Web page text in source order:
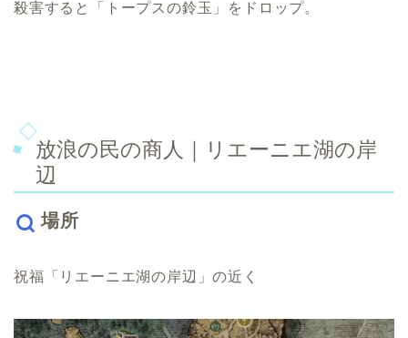
殺害すると「トープスの鈴玉」をドロップ。
放浪の民の商人｜リエーニエ湖の岸
辺
場所
祝福「リエーニエ湖の岸辺」の近く